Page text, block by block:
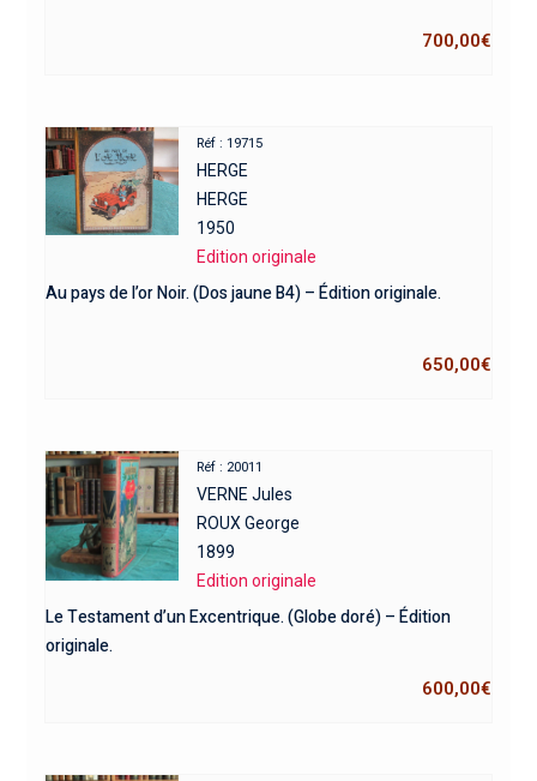
700,00€
Réf : 19715
HERGE
HERGE
1950
Edition originale
Au pays de l’or Noir. (Dos jaune B4) – Édition originale.
650,00€
Réf : 20011
VERNE Jules
ROUX George
1899
Edition originale
Le Testament d’un Excentrique. (Globe doré) – Édition
originale.
600,00€